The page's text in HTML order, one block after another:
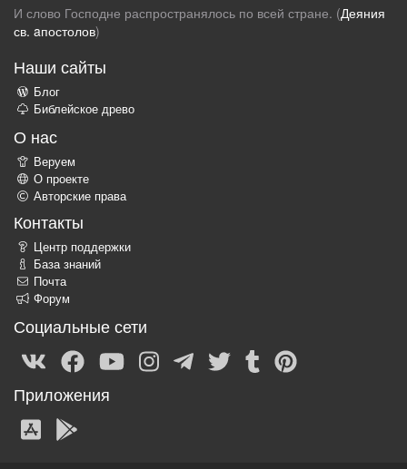
И слово Господне распространялось по всей стране. (Деяния
св. aпостолов)
Наши сайты
Блог
Библейское древо
О нас
Веруем
О проекте
Авторские права
Контакты
Центр поддержки
База знаний
Почта
Форум
Социальные сети
Приложения